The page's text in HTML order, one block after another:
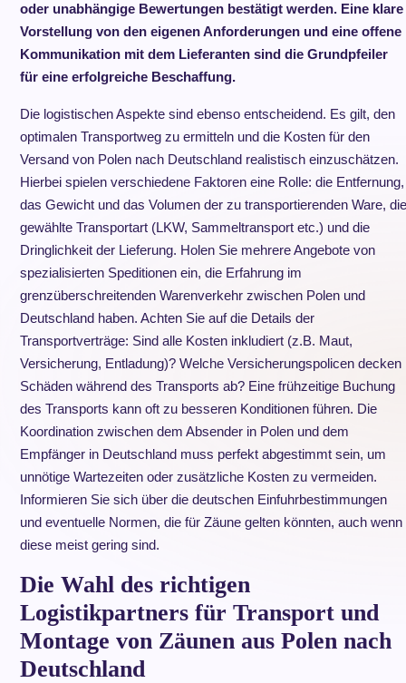
oder unabhängige Bewertungen bestätigt werden. Eine klare
Vorstellung von den eigenen Anforderungen und eine offene
Kommunikation mit dem Lieferanten sind die Grundpfeiler
für eine erfolgreiche Beschaffung.
Die logistischen Aspekte sind ebenso entscheidend. Es gilt, den
optimalen Transportweg zu ermitteln und die Kosten für den
Versand von Polen nach Deutschland realistisch einzuschätzen.
Hierbei spielen verschiedene Faktoren eine Rolle: die Entfernung,
das Gewicht und das Volumen der zu transportierenden Ware, die
gewählte Transportart (LKW, Sammeltransport etc.) und die
Dringlichkeit der Lieferung. Holen Sie mehrere Angebote von
spezialisierten Speditionen ein, die Erfahrung im
grenzüberschreitenden Warenverkehr zwischen Polen und
Deutschland haben. Achten Sie auf die Details der
Transportverträge: Sind alle Kosten inkludiert (z.B. Maut,
Versicherung, Entladung)? Welche Versicherungspolicen decken
Schäden während des Transports ab? Eine frühzeitige Buchung
des Transports kann oft zu besseren Konditionen führen. Die
Koordination zwischen dem Absender in Polen und dem
Empfänger in Deutschland muss perfekt abgestimmt sein, um
unnötige Wartezeiten oder zusätzliche Kosten zu vermeiden.
Informieren Sie sich über die deutschen Einfuhrbestimmungen
und eventuelle Normen, die für Zäune gelten könnten, auch wenn
diese meist gering sind.
Die Wahl des richtigen
Logistikpartners für Transport und
Montage von Zäunen aus Polen nach
Deutschland